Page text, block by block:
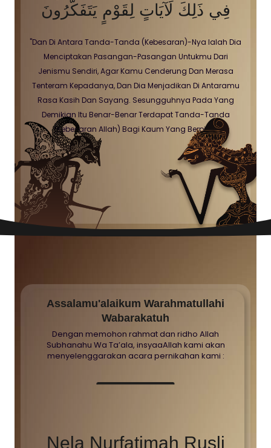
فِي ذَلِكَ لَآيَاتٍ لِقَوْمٍ يَتَفَكَّرُونَ
"Dan Di Antara Tanda-Tanda (Kebesaran)-Nya Ialah Dia
Menciptakan Pasangan-Pasangan Untukmu Dari
Jenismu Sendiri, Agar Kamu Cenderung Dan Merasa
Tenteram Kepadanya, Dan Dia Menjadikan Di Antaramu
Rasa Kasih Dan Sayang. Sesungguhnya Pada Yang
Demikian Itu Benar-Benar Terdapat Tanda-Tanda
(Kebesaran Allah) Bagi Kaum Yang Berpikir."
Assalamu'alaikum Warahmatullahi
Wabarakatuh
Dengan memohon rahmat dan ridho Allah
Subhanahu Wa Ta’ala, insyaaAllah kami akan
menyelenggarakan acara pernikahan kami :
Nela Nurfatimah Rusli